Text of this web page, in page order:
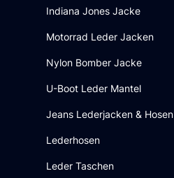
Indiana Jones Jacke
Motorrad Leder Jacken
Nylon Bomber Jacke
U-Boot Leder Mantel
Jeans Lederjacken & Hosen
Lederhosen
Leder Taschen